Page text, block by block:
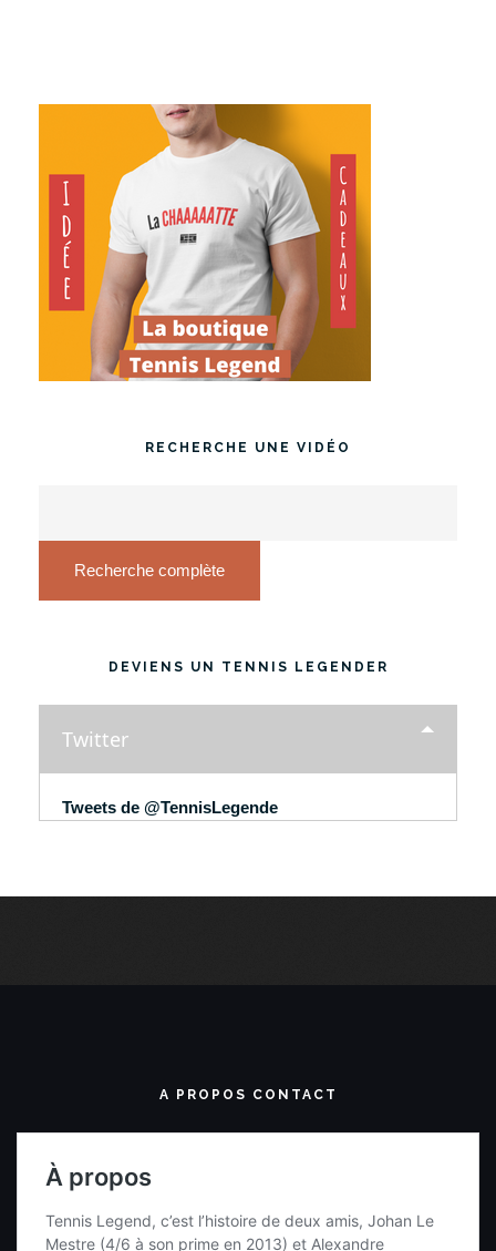
RECHERCHE UNE VIDÉO
Recherche complète
DEVIENS UN TENNIS LEGENDER
Twitter
Tweets de @TennisLegende
A PROPOS CONTACT